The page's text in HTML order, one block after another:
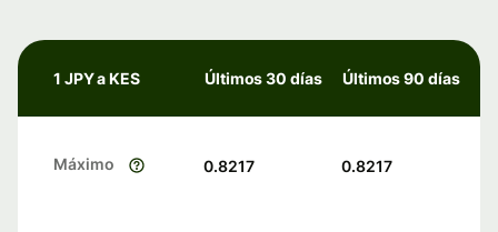
1 JPY a KES Últimos 30 días Últimos 90 días
Máximo 0.8217 0.8217